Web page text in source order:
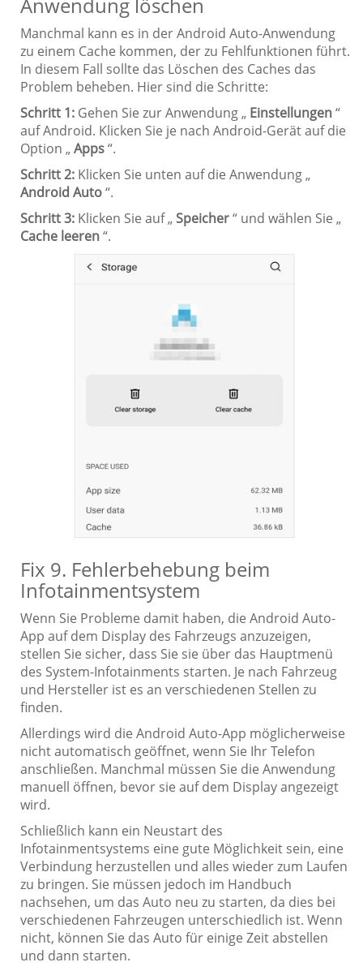
Manchmal kann es in der Android Auto-Anwendung
zu einem Cache kommen, der zu Fehlfunktionen führt.
In diesem Fall sollte das Löschen des Caches das
Problem beheben. Hier sind die Schritte:
Schritt 1: Gehen Sie zur Anwendung „ Einstellungen“
auf Android. Klicken Sie je nach Android-Gerät auf die
Option „Apps“.
Schritt 2: Klicken Sie unten auf die Anwendung „
Android Auto“.
Schritt 3: Klicken Sie auf „Speicher“ und wählen Sie „
Cache leeren“.
Fix 9. Fehlerbehebung beim
Infotainmentsystem
Wenn Sie Probleme damit haben, die Android Auto-
App auf dem Display des Fahrzeugs anzuzeigen,
stellen Sie sicher, dass Sie sie über das Hauptmenü
des System-Infotainments starten. Je nach Fahrzeug
und Hersteller ist es an verschiedenen Stellen zu
finden.
Allerdings wird die Android Auto-App möglicherweise
nicht automatisch geöffnet, wenn Sie Ihr Telefon
anschließen. Manchmal müssen Sie die Anwendung
manuell öffnen, bevor sie auf dem Display angezeigt
wird.
Schließlich kann ein Neustart des
Infotainmentsystems eine gute Möglichkeit sein, eine
Verbindung herzustellen und alles wieder zum Laufen
zu bringen. Sie müssen jedoch im Handbuch
nachsehen, um das Auto neu zu starten, da dies bei
verschiedenen Fahrzeugen unterschiedlich ist. Wenn
nicht, können Sie das Auto für einige Zeit abstellen
und dann starten.